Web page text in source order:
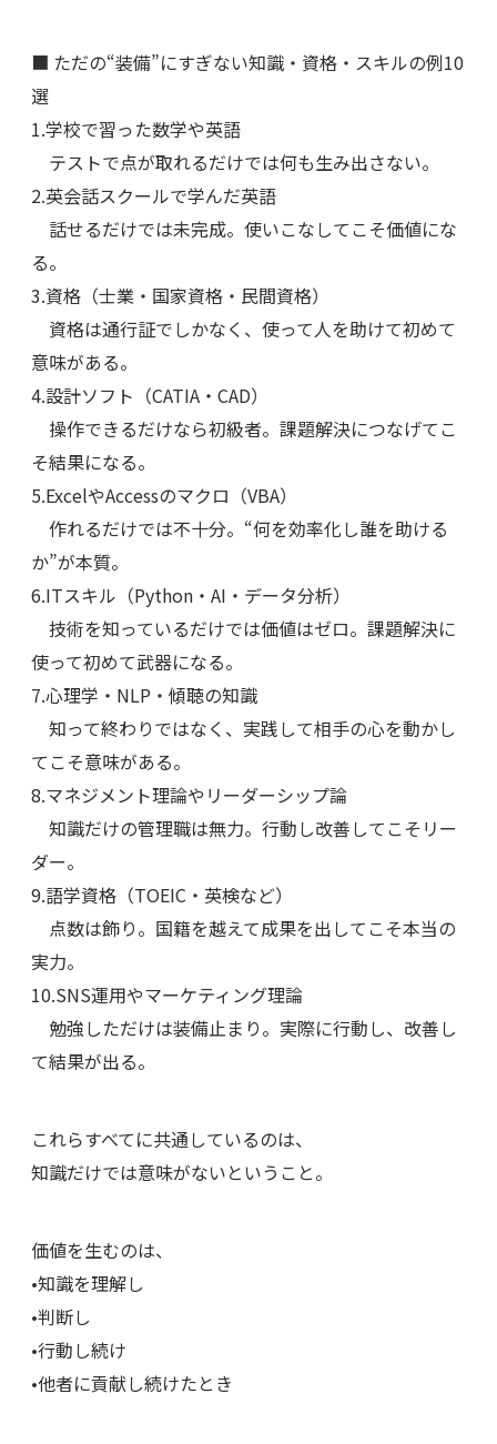
■ ただの“装備”にすぎない知識・資格・スキルの例10
選
1.学校で習った数学や英語
テストで点が取れるだけでは何も生み出さない。
2.英会話スクールで学んだ英語
話せるだけでは未完成。使いこなしてこそ価値にな
る。
3.資格（士業・国家資格・民間資格）
資格は通行証でしかなく、使って人を助けて初めて
意味がある。
4.設計ソフト（CATIA・CAD）
操作できるだけなら初級者。課題解決につなげてこ
そ結果になる。
5.ExcelやAccessのマクロ（VBA）
作れるだけでは不十分。“何を効率化し誰を助ける
か”が本質。
6.ITスキル（Python・AI・データ分析）
技術を知っているだけでは価値はゼロ。課題解決に
使って初めて武器になる。
7.心理学・NLP・傾聴の知識
知って終わりではなく、実践して相手の心を動かし
てこそ意味がある。
8.マネジメント理論やリーダーシップ論
知識だけの管理職は無力。行動し改善してこそリー
ダー。
9.語学資格（TOEIC・英検など）
点数は飾り。国籍を越えて成果を出してこそ本当の
実力。
10.SNS運用やマーケティング理論
勉強しただけは装備止まり。実際に行動し、改善し
て結果が出る。
これらすべてに共通しているのは、
知識だけでは意味がないということ。
価値を生むのは、
•知識を理解し
•判断し
•行動し続け
•他者に貢献し続けたとき